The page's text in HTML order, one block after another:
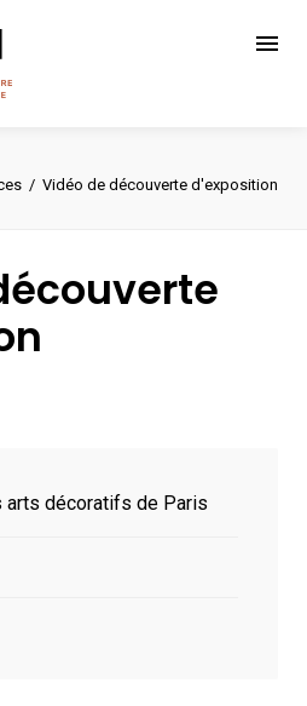
Vidéo de découverte d'exposition
arts décoratifs de Paris